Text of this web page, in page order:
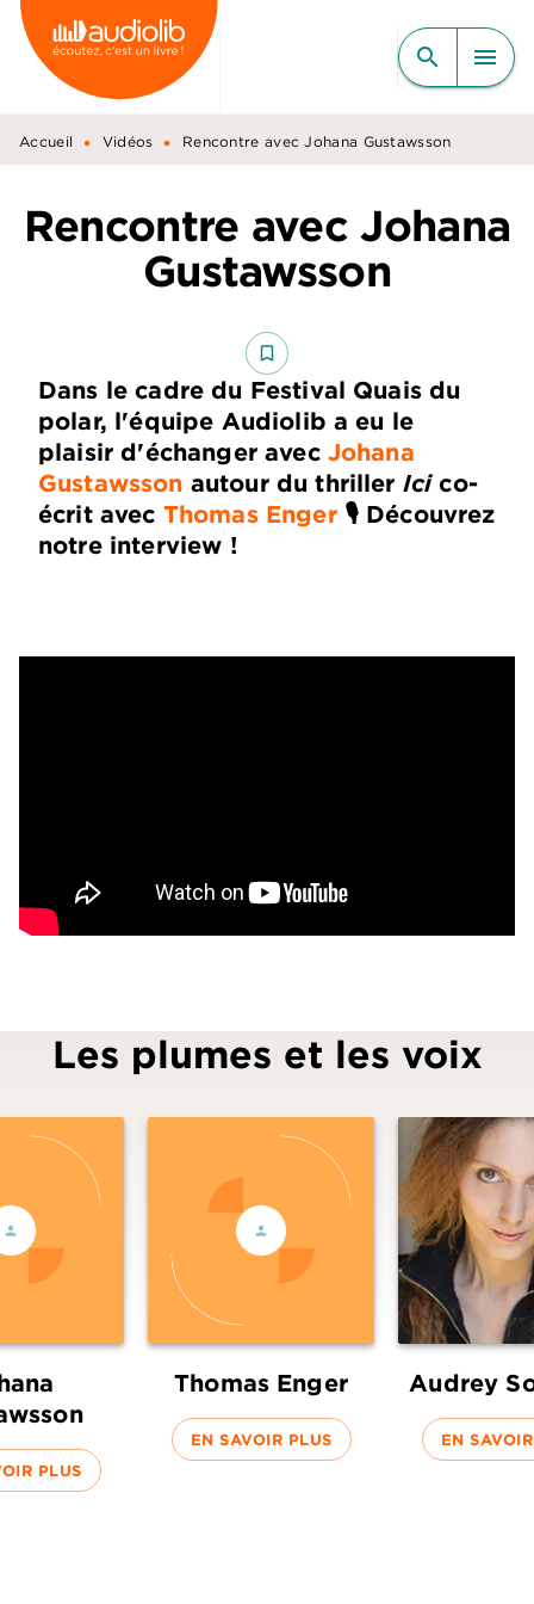
MENU RECHERCHE
CONTENU
PIED DE PAGE
search menu
Accueil • Vidéos • Rencontre avec Johana Gustawsson
Rencontre avec Johana
Gustawsson
bookmark_border
Dans le cadre du Festival Quais du
polar, l'équipe Audiolib a eu le
plaisir d'échanger avecJohana
Gustawsson autour du thriller Icico-
écrit avec Thomas Enger🎙️ Découvrez
notre interview !
Les plumes et les voix
PLUS
Thomas Enger
EN SAVOIR PLUS
Audrey
EN